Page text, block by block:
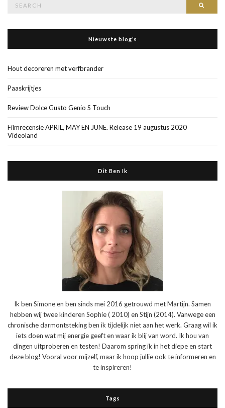
Nieuwste blog’s
Hout decoreren met verfbrander
Paaskrijtjes
Review Dolce Gusto Genio S Touch
Filmrecensie APRIL, MAY EN JUNE. Release 19 augustus 2020
Videoland
Dit Ben Ik
Ik ben Simone en ben sinds mei 2016 getrouwd met Martijn. Samen
hebben wij twee kinderen Sophie ( 2010) en Stijn (2014). Vanwege een
chronische darmontsteking ben ik tijdelijk niet aan het werk. Graag wil ik
iets doen wat mij energie geeft en waar ik blij van word. Ik hou van
dingen uitproberen en testen! Daarom spring ik in het diepe en start
deze blog! Vooral voor mijzelf, maar ik hoop jullie ook te informeren en
te inspireren!
Tags